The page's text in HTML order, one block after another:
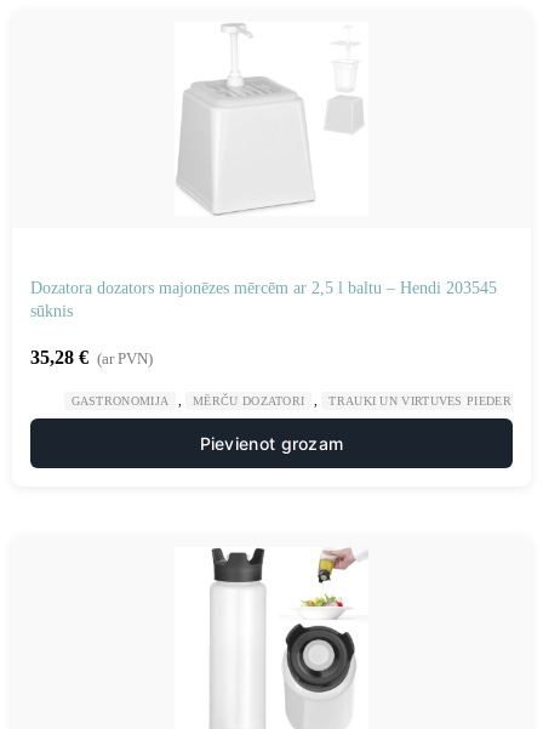
Dozatora dozators majonēzes mērcēm ar 2,5 l baltu – Hendi 203545
sūknis
35,28 € (ar PVN)
GASTRONOMIJA MĒRČU DOZATORI TRAUKI UN VIRTUVES PIEDERUMI
Pievienot grozam